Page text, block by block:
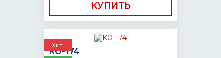
КУПИТЬ
Хит
КО-174